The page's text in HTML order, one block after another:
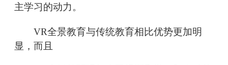
主学习的动力。
VR全景教育与传统教育相比优势更加明
显，而且